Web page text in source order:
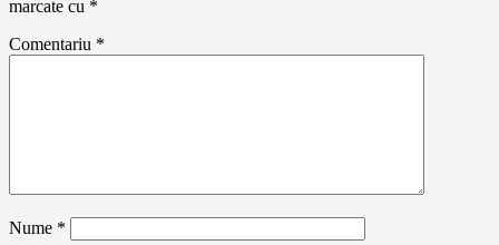
marcate cu *
Comentariu *
Nume *